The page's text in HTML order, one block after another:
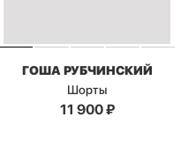
ГОША РУБЧИНСКИЙ
Шорты
11 900₽